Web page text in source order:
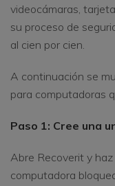
videocámaras,
su proceso de
al cien por cien.
A continuación se
para computadoras
Paso 1: Cree una
Abre Recoverit y
computadora